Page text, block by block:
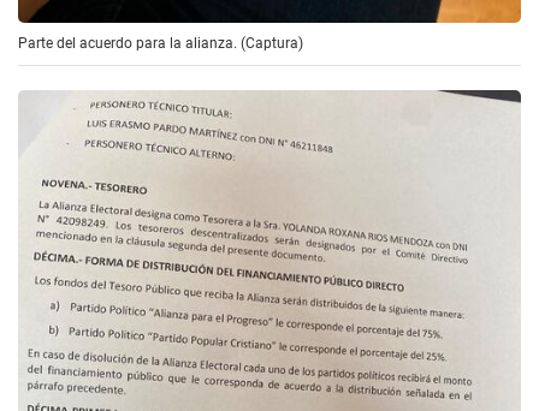
Parte del acuerdo para la alianza. (Captura)